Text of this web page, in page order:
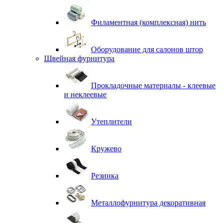
Филаментная (комплексная) нить
Оборудование для салонов штор
Швейная фурнитура
Прокладочные материалы - клеевые
и неклеевые
Утеплители
Кружево
Резинка
Металлофурнитура декоративная